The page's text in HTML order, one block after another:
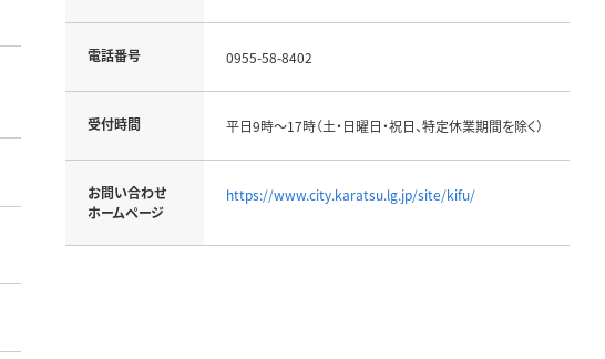
電話番号 0955-58-8402
受付時間 平日9時～17時（土・日曜日・祝日、特定休業期間を除く）
お問い合わせ
ホームページ
https://www.city.karatsu.lg.jp/site/kifu/